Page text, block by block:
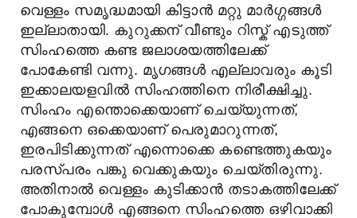
വെള്ളം സമൃദ്ധമായി കിട്ടാൻ മറ്റു മാർഗ്ഗങ്ങൾ
ഇല്ലാതായി. കുറുക്കന് വീണ്ടും റിസ്ക് എടുത്ത്
സിംഹത്തെ കണ്ട ജലാശയത്തിലേക്ക്
പോകേണ്ടി വന്നു. മൃഗങ്ങൾ എല്ലാവരും കൂടി
ഇക്കാലയളവിൽ സിംഹത്തിനെ നിരീക്ഷിച്ചു.
സിംഹം എന്തൊക്കെയാണ് ചെയ്യുന്നത്,
എങ്ങനെ ഒക്കെയാണ് പെരുമാറുന്നത്,
ഇരപിടിക്കുന്നത് എന്നൊക്കെ കണ്ടെത്തുകയും
പരസ്പരം പങ്കു വെക്കുകയും ചെയ്തിരുന്നു.
അതിനാൽ വെള്ളം കുടിക്കാൻ തടാകത്തിലേക്ക്
പോകുമ്പോൾ എങ്ങനെ സിംഹത്തെ ഒഴിവാക്കി